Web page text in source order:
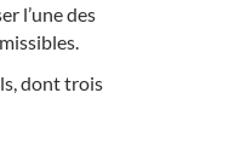
l’une des
dont trois